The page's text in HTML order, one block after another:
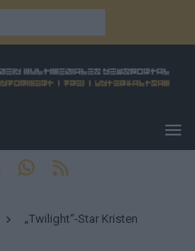
„Twilight“-Star Kristen